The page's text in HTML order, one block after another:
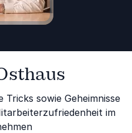
sowie Geheimnisse
im